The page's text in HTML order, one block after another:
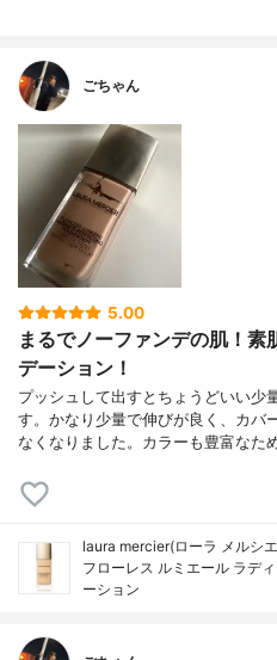
ごちゃん
5.00
まるでノーファンデの肌！
デーション！
プッシュして出すとちょうどいい少
す。かなり少量で伸びが良く、カバ
なくなりました。カラーも豊富なた
laura mercier(ローラ メルシ
フローレス ルミエール ラデ
ーション